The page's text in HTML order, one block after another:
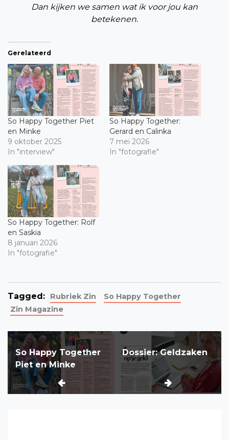
Dan kijken we samen wat ik voor jou kan
betekenen.
Gerelateerd
So Happy Together Piet
en Minke
9 oktober 2025
In "interview"
So Happy Together:
Gerard en Calinka
7 mei 2026
In "fotografie"
So Happy Together: Rolf
en Saskia
8 januari 2026
In "fotografie"
Tagged: Rubriek Zin
So Happy Together
Zin Magazine
Bericht
navigatie
So Happy Together
Piet en Minke
Dossier: Geldzaken